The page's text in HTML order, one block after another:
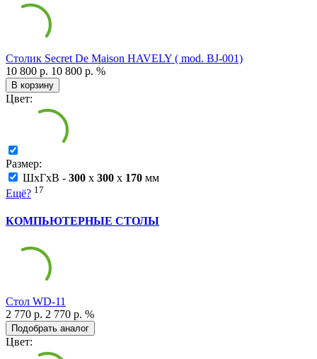
Столик Secret De Maison HAVELY ( mod. BJ-001)
10 800 р. 10 800 р. %
В корзину
Цвет:
Размер:
ШxГxВ - 300 x 300 x 170 мм
Ещё? 17
КОМПЬЮТЕРНЫЕ СТОЛЫ
Cтол WD-11
2 770 р. 2 770 р. %
Подобрать аналог
Цвет: